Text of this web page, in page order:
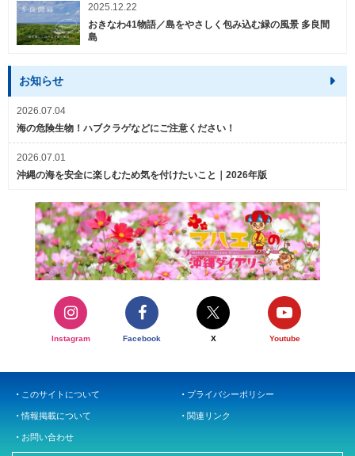
2025.12.22
おきなわ41物語／島をやさしく包み込む緑の風景 多良間
島
お知らせ
2026.07.04
海の危険生物！ハブクラゲなどにご注意ください！
2026.07.01
沖縄の海を安全に楽しむため気を付けたいこと｜2026年版
Instagram Facebook X Youtube
このサイトについて プライバシーポリシー
情報掲載について 関連リンク
お問い合わせ